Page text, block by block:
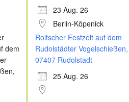
23 Aug. 26
Berlin-Köpenick
Roltscher Festzelt auf dem
Rudolstädter Vogelschießen,
07407 Rudolstadt
25 Aug. 26